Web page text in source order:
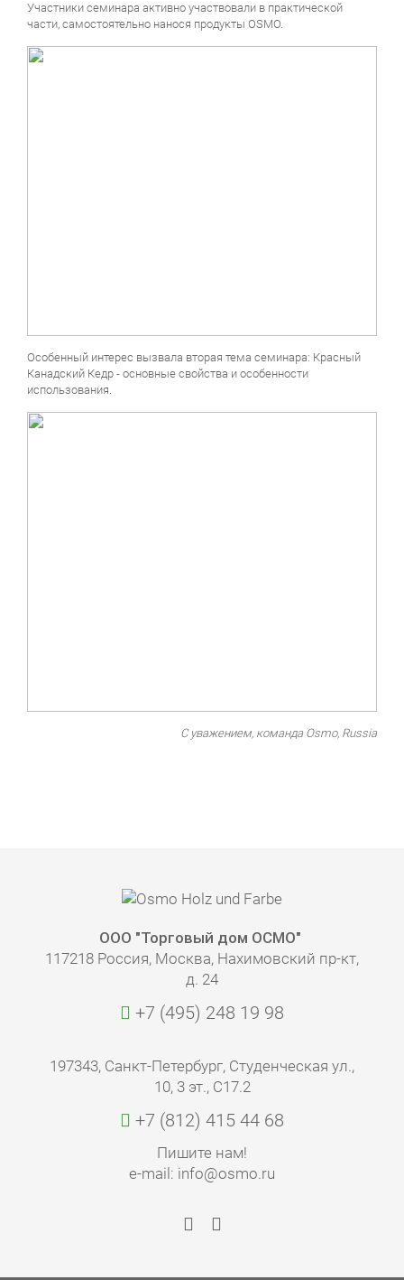
Участники семинара активно участвовали в практической
части, самостоятельно нанося продукты OSMO.
Особенный интерес вызвала вторая тема семинара: Красный
Канадский Кедр - основные свойства и особенности
использования.
С уважением, команда Osmo, Russia
ООО "Торговый дом ОСМО"
117218 Россия, Москва, Нахимовский пр-кт,
д. 24
+7 (495) 248 19 98
197343, Санкт-Петербург, Студенческая ул.,
10, 3 эт., С17.2
+7 (812) 415 44 68
Пишите нам!
e-mail: info@osmo.ru